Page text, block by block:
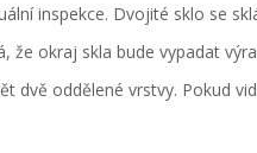
inspekce. Dvojité sklo se
že okraj skla bude vypadat
dvě oddělené vrstvy. Pokud